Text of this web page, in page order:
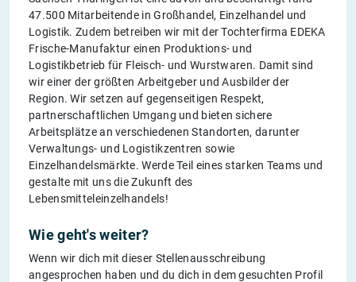
47.500 Mitarbeitende in Großhandel, Einzelhandel und
Logistik. Zudem betreiben wir mit der Tochterfirma EDEKA
Frische-Manufaktur einen Produktions- und
Logistikbetrieb für Fleisch- und Wurstwaren. Damit sind
wir einer der größten Arbeitgeber und Ausbilder der
Region. Wir setzen auf gegenseitigen Respekt,
partnerschaftlichen Umgang und bieten sichere
Arbeitsplätze an verschiedenen Standorten, darunter
Verwaltungs- und Logistikzentren sowie
Einzelhandelsmärkte. Werde Teil eines starken Teams und
gestalte mit uns die Zukunft des
Lebensmitteleinzelhandels!
Wie geht's weiter?
Wenn wir dich mit dieser Stellenausschreibung
angesprochen haben und du dich in dem gesuchten Profil